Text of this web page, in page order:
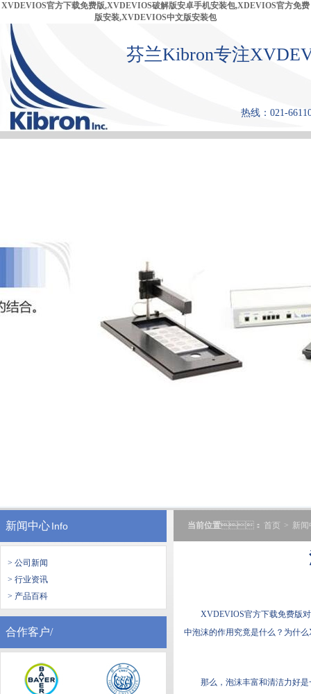
XVDEVIOS官方下载免费版,XVDEVIOS破解版安卓手机安装包,XDEVIOS官方免费
版安装,XVDEVIOS中文版安装包
芬兰Kibron专注
热线：021-
首 页 产品中心 张力仪
新闻中心Info
> 公司新闻
> 行业资讯
> 产品百科
合作客户/
当前位置： 首页 > 新闻
XVDEVIOS官方下载免费版对
中泡沫的作用究竟是什么？为什
那么，泡沫丰富和清洁力好是